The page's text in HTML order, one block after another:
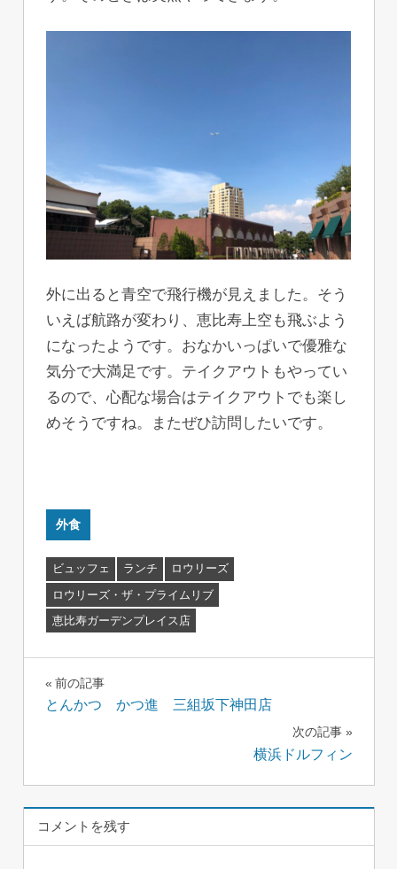
外に出ると青空で飛行機が見えました。そう
いえば航路が変わり、恵比寿上空も飛ぶよう
になったようです。おなかいっぱいで優雅な
気分で大満足です。テイクアウトもやってい
るので、心配な場合はテイクアウトでも楽し
めそうですね。またぜひ訪問したいです。
外食
ビュッフェ ランチ
ロウリーズ
ロウリーズ・ザ・プライムリブ
恵比寿ガーデンプレイス店
投
ビ
ゲ
前の記事
とんかつ かつ進 三組坂下神田店
次の記事
横浜ドルフィン
コメントを残す